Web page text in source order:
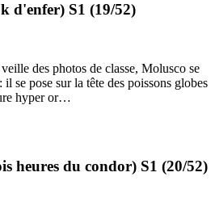
d'enfer) S1 (19/52)
des photos de classe, Molusco se
se pose sur la tête des poissons globes
hyper or…
heures du condor) S1 (20/52)